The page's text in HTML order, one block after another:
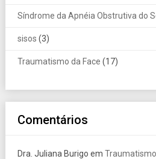
Síndrome da Apnéia Obstrutiva do
sisos (3)
Traumatismo da Face (17)
Comentários
Dra. Juliana Burigo em